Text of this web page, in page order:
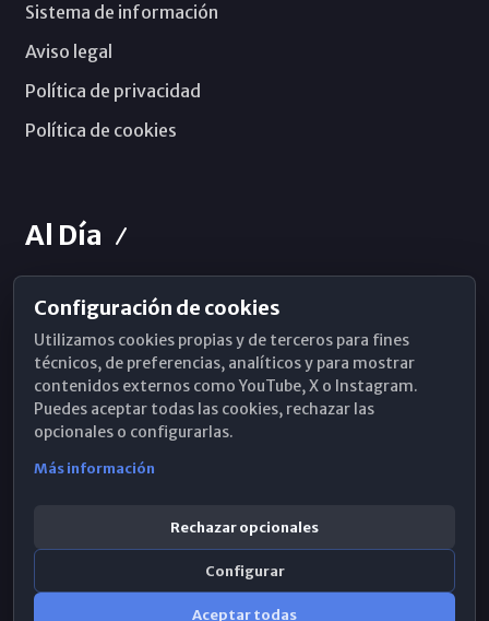
Sistema de información
Aviso legal
Política de privacidad
Política de cookies
Al Día
Horarios de Misa
Hemeroteca
WhatsApp
Configuración de cookies
Utilizamos cookies propias y de terceros para fines
técnicos, de preferencias, analíticos y para mostrar
contenidos externos como YouTube, X o Instagram.
Puedes aceptar todas las cookies, rechazar las
opcionales o configurarlas.
Más información
Rechazar opcionales
Configurar
Aceptar todas